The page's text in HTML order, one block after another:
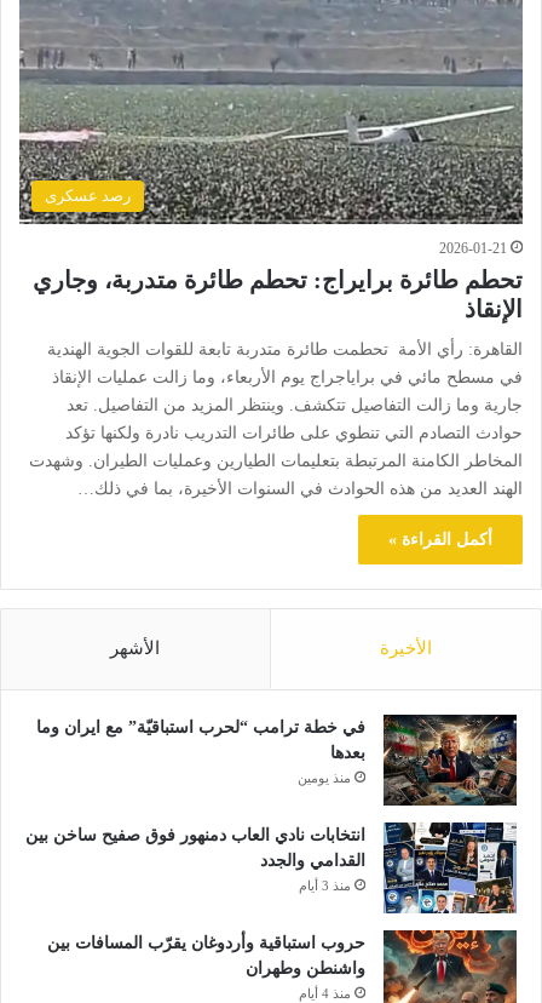
رصد عسكرى
2026-01-21
تحطم طائرة برايراج: تحطم طائرة متدربة، وجاري
الإنقاذ
القاهرة: رأي الأمة تحطمت طائرة متدربة تابعة للقوات الجوية الهندية
في مسطح مائي في براياجراج يوم الأربعاء، وما زالت عمليات الإنقاذ
جارية وما زالت التفاصيل تتكشف. وينتظر المزيد من التفاصيل. تعد
حوادث التصادم التي تنطوي على طائرات التدريب نادرة ولكنها تؤكد
المخاطر الكامنة المرتبطة بتعليمات الطيارين وعمليات الطيران. وشهدت
الهند العديد من هذه الحوادث في السنوات الأخيرة، بما في ذلك…
أكمل القراءة »
الأخيرة الأشهر
في خطة ترامب “لحرب استباقيّة” مع ايران وما
بعدها
منذ يومين
انتخابات نادي العاب دمنهور فوق صفيح ساخن بين
القدامي والجدد
منذ 3 أيام
حروب استباقية وأردوغان يقرّب المسافات بين
واشنطن وطهران
منذ 4 أيام